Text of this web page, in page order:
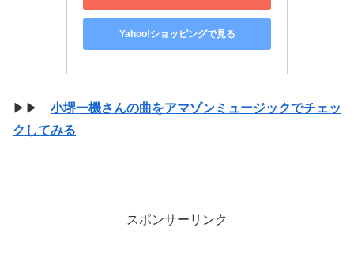
Yahoo!ショッピングで見る
▶▶ 小堺一機さんの曲をアマゾンミュージックでチェッ
クしてみる
スポンサーリンク